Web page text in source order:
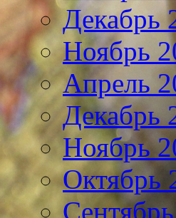
Декабрь
Ноябрь
Апрель
Декабрь
Ноябрь
Октябрь